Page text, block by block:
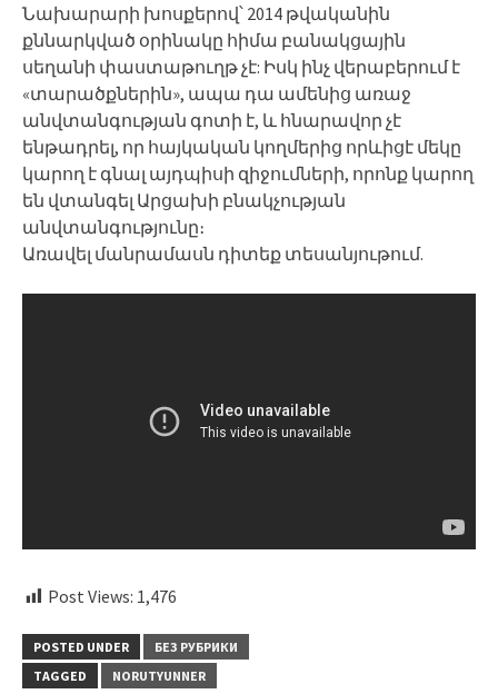
Նախարարի խոսքերով՝ 2014 թվականին
քննարկված օրինակը հիմա բանակցային
սեղանի փաստաթուղթ չէ: Իսկ ինչ վերաբերում է
«տարածքներին», ապա դա ամենից առաջ
անվտանգության գոտի է, և հնարավոր չէ
ենթադրել, որ հայկական կողմերից որևիցէ մեկը
կարող է գնալ այդպիսի զիջումների, որոնք կարող
են վտանգել Արցախի բնակչության
անվտանգությունը։
Առավել մանրամասն դիտեք տեսանյութում.
Post Views: 1,476
POSTED UNDER
БЕЗ РУБРИКИ
TAGGED
NORUTYUNNER